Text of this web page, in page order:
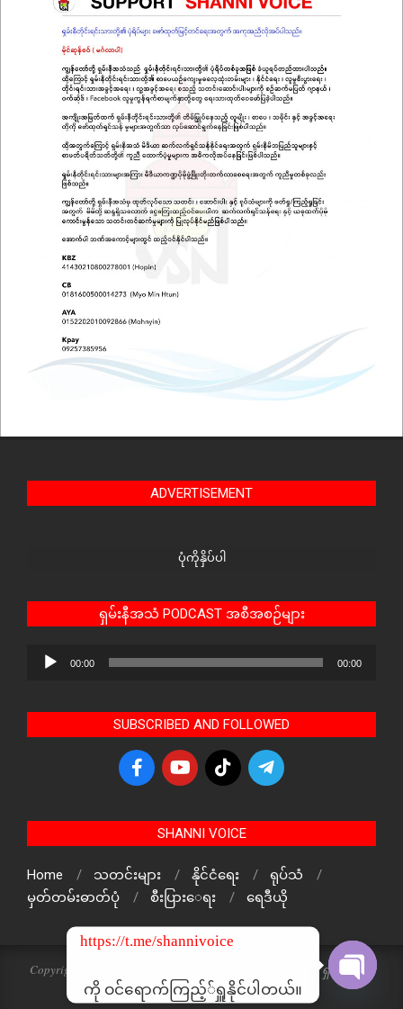
ADVERTISEMENT
ပုံကိုနှိပ်ပါ
ရှမ်းနီအသံ PODCAST အစီအစဉ်များ
Audio
00:00 00:00
SUBSCRIBED AND FOLLOWED
SHANNI VOICE
Home သတင်းများ နိုင်ငံရေး
ရုပ်သံ
မှတ်တမ်းဓာတ်ပုံ
စီးပြားေရး ရေဒီယို
Copyright © 2024 The Voice Of ShanNi All rights reserved. ရှမ်းနီအသံ
သတင်းဌာန၏ မူပိုင်ဖြစ်ပါသည်
https://t.me/shannivoice
ကို ဝင်ရောက်ကြည့််ရှူနိုင်ပါတယ်။